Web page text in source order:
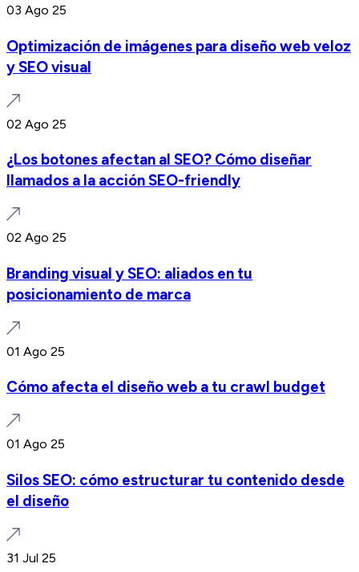
03 Ago 25
Optimización de imágenes para diseño web veloz
y SEO visual
02 Ago 25
¿Los botones afectan al SEO? Cómo diseñar
llamados a la acción SEO-friendly
02 Ago 25
Branding visual y SEO: aliados en tu
posicionamiento de marca
01 Ago 25
Cómo afecta el diseño web a tu crawl budget
01 Ago 25
Silos SEO: cómo estructurar tu contenido desde
el diseño
31 Jul 25